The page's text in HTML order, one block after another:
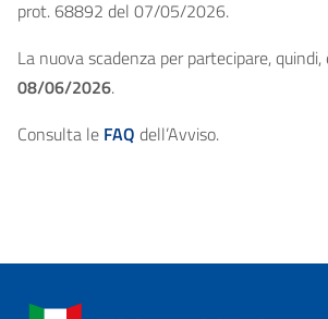
prot. 68892 del 07/05/2026.
La nuova scadenza per partecipare,
08/06/2026.
Consulta le FAQ dell’Avviso.